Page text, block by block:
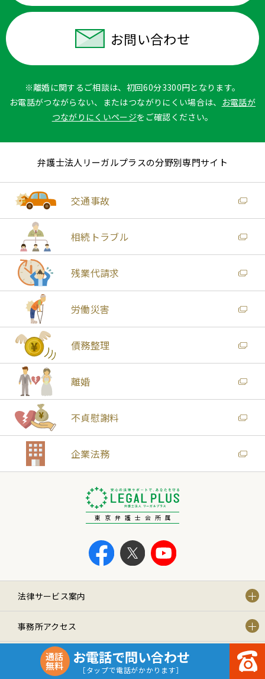
お問い合わせ
※離婚に関するご相談は、初回60分3300円となります。
お電話がつながらない、またはつながりにくい場合は、 お電話が
つながりにくいページをご確認ください。
弁護士法人リーガルプラスの分野別専門サイト
交通事故
相続トラブル
残業代請求
労働災害
債務整理
離婚
不貞慰謝料
企業法務
東京弁護士会所属
法律サービス案内
事務所アクセス
事務所紹介
通話
無料 お電話で問い合わせ
［タップで電話がかかります］